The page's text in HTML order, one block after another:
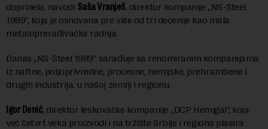
doprinela, navodi Saša Vranješ, direktor kompanije „NS-Steel
1989“, koja je osnovana pre više od tri decenije kao mala
metaloprerađivačka radnja.
Danas „NS-Steel 1989“ sarađuje sa renomiranim kompanijama
iz naftne, poljoprivredne, procesne, hemijske, prehrambene i
drugih industrija, u našoj zemlji i regionu.
Igor Denić, direktor leskovačke kompanije „DCP Hemigal“, koja
već četvrt veka proizvodi i na tržište Srbije i regiona plasira